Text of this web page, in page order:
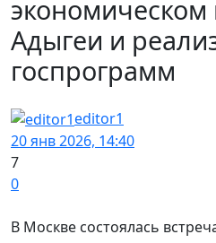
Адыгеи и
госпрограмм
editor1
20 янв 2026, 14:40
7
0
В Москве состоялась